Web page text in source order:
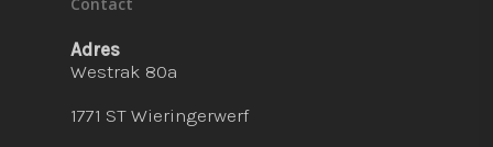
Adres
Westrak 80a
1771 ST Wieringerwerf